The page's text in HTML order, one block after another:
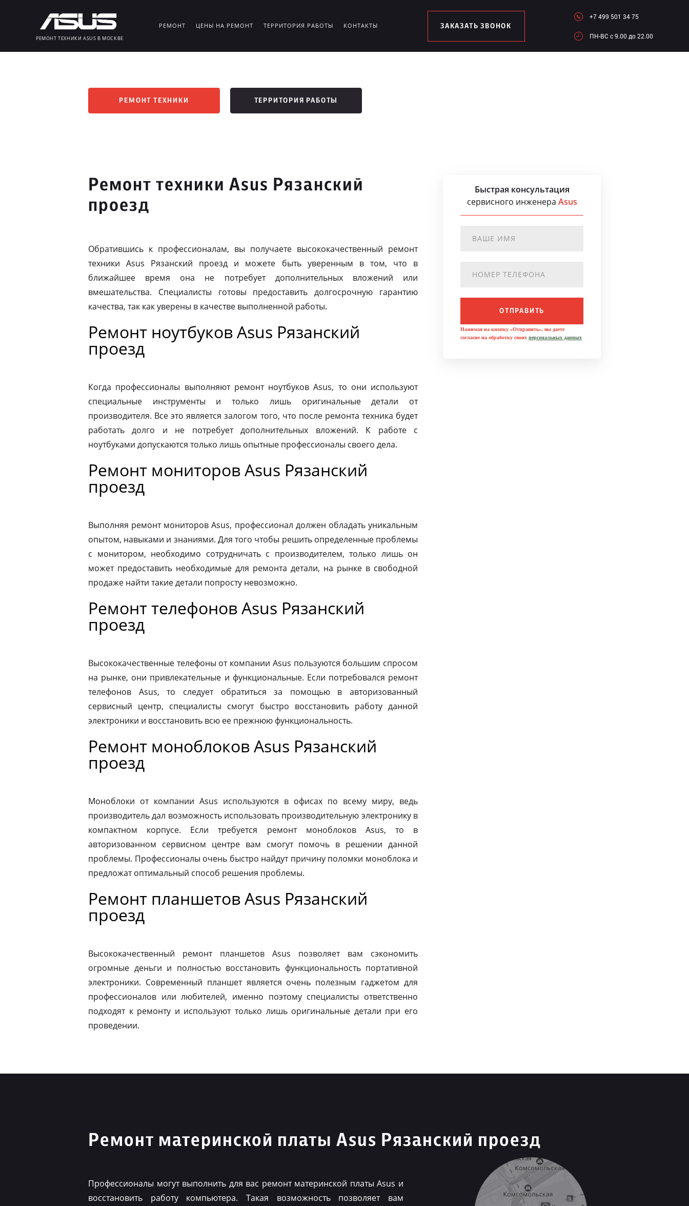
РЕМОНТ ТЕХНИКИ ASUS В МОСКВЕ
РЕМОНТ ЦЕНЫ НА РЕМОНТ ТЕРРИТОРИЯ РАБОТЫ КОНТАКТЫ ЗАКАЗАТЬ ЗВОНОК
+7 499 501 34 75
ПН-ВC c 9.00 до 22.00
РЕМОНТ ТЕХНИКИ ТЕРРИТОРИЯ РАБОТЫ
Ремонт техники Asus Рязанский
проезд
Обратившись к профессионалам, вы получаете высококачественный ремонт
техники Asus Рязанский проезд и можете быть уверенным в том, что в
ближайшее время она не потребует дополнительных вложений или
вмешательства. Специалисты готовы предоставить долгосрочную гарантию
качества, так как уверены в качестве выполненной работы.
Ремонт ноутбуков Asus Рязанский
проезд
Когда профессионалы выполняют ремонт ноутбуков Asus, то они используют
специальные инструменты и только лишь оригинальные детали от
производителя. Все это является залогом того, что после ремонта техника будет
работать долго и не потребует дополнительных вложений. К работе с
ноутбуками допускаются только лишь опытные профессионалы своего дела.
Ремонт мониторов Asus Рязанский
проезд
Выполняя ремонт мониторов Asus, профессионал должен обладать уникальным
опытом, навыками и знаниями. Для того чтобы решить определенные проблемы
с монитором, необходимо сотрудничать с производителем, только лишь он
может предоставить необходимые для ремонта детали, на рынке в свободной
продаже найти такие детали попросту невозможно.
Ремонт телефонов Asus Рязанский
проезд
Высококачественные телефоны от компании Asus пользуются большим спросом
на рынке, они привлекательные и функциональные. Если потребовался ремонт
телефонов Asus, то следует обратиться за помощью в авторизованный
сервисный центр, специалисты смогут быстро восстановить работу данной
электроники и восстановить всю ее прежнюю функциональность.
Ремонт моноблоков Asus Рязанский
проезд
Моноблоки от компании Asus используются в офисах по всему миру, ведь
производитель дал возможность использовать производительную электронику в
компактном корпусе. Если требуется ремонт моноблоков Asus, то в
авторизованном сервисном центре вам смогут помочь в решении данной
проблемы. Профессионалы очень быстро найдут причину поломки моноблока и
предложат оптимальный способ решения проблемы.
Ремонт планшетов Asus Рязанский
проезд
Высококачественный ремонт планшетов Asus позволяет вам сэкономить
огромные деньги и полностью восстановить функциональность портативной
электроники. Современный планшет является очень полезным гаджетом для
профессионалов или любителей, именно поэтому специалисты ответственно
подходят к ремонту и используют только лишь оригинальные детали при его
проведении.
Быстрая консультация
сервисного инженера Asus
ОТПРАВИТЬ
Нажимая на кнопку «Отправить», вы даете
согласие на обработку своих персональных данных
Ремонт материнской платы Asus Рязанский проезд
Профессионалы могут выполнить для вас ремонт материнской платы Asus и
восстановить работу компьютера. Такая возможность позволяет вам